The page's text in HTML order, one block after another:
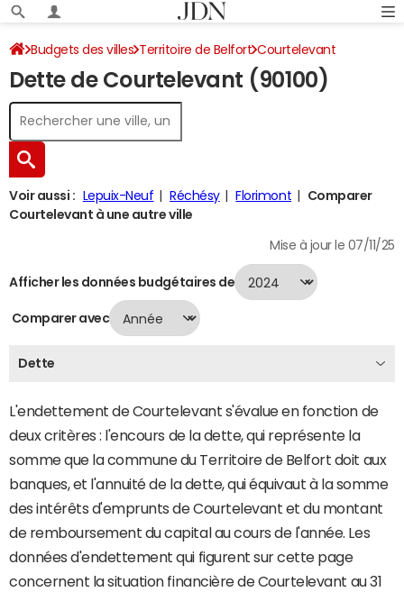
Budgets des villes Territoire de Belfort Courtelevant
Dette au 31/12/2024
Dette de Courtelevant (90100)
Voir aussi : Lepuix-Neuf Réchésy Florimont
Comparer
Courtelevant à une autre ville
Mise à jour le 07/11/25
Afficher les données budgétaires de
Comparer avec
Dette
L'endettement de Courtelevant s'évalue en fonction de
deux critères : l'encours de la dette, qui représente la
somme que la commune du Territoire de Belfort doit aux
banques, et l'annuité de la dette, qui équivaut à la somme
des intérêts d'emprunts de Courtelevant et du montant
de remboursement du capital au cours de l'année. Les
données d'endettement qui figurent sur cette page
concernent la situation financière de Courtelevant au 31